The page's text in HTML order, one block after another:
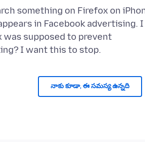
something on Firefox on
in Facebook advertising. I
supposed to prevent
నాకు కూడా, ఈ సమస్య ఉన్నది